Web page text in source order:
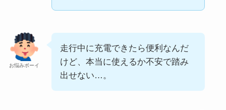
お悩みボーイ
走行中に充電できたら便利なんだ
けど、本当に使えるか不安で踏み
出せない…。